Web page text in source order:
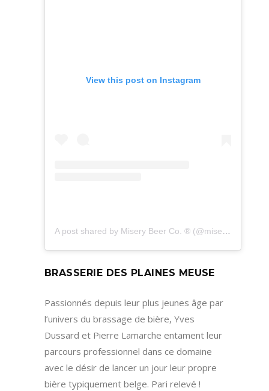
View this post on Instagram
A post shared by Misery Beer Co. ® (@miserybeerco)
BRASSERIE DES PLAINES MEUSE
Passionnés depuis leur plus jeunes âge par
l’univers du brassage de bière, Yves
Dussard et Pierre Lamarche entament leur
parcours professionnel dans ce domaine
avec le désir de lancer un jour leur propre
bière typiquement belge. Pari relevé !